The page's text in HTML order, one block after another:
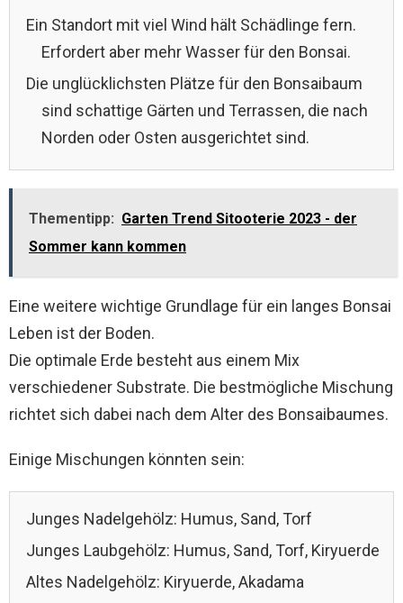
Ein Standort mit viel Wind hält Schädlinge fern.
Erfordert aber mehr Wasser für den Bonsai.
Die unglücklichsten Plätze für den Bonsaibaum
sind schattige Gärten und Terrassen, die nach
Norden oder Osten ausgerichtet sind.
Thementipp: Garten Trend Sitooterie 2023 - der
Sommer kann kommen
Eine weitere wichtige Grundlage für ein langes Bonsai
Leben ist der Boden.
Die optimale Erde besteht aus einem Mix
verschiedener Substrate. Die bestmögliche Mischung
richtet sich dabei nach dem Alter des Bonsaibaumes.
Einige Mischungen könnten sein:
Junges Nadelgehölz: Humus, Sand, Torf
Junges Laubgehölz: Humus, Sand, Torf, Kiryuerde
Altes Nadelgehölz: Kiryuerde, Akadama